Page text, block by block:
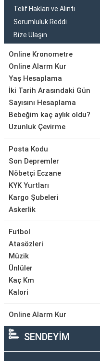
Telif Hakları ve Alıntı
Sorumluluk Reddi
Bize Ulaşın
Online Kronometre
Online Alarm Kur
Yaş Hesaplama
İki Tarih Arasındaki Gün
Sayısını Hesaplama
Bebeğim kaç aylık oldu?
Uzunluk Çevirme
Posta Kodu
Son Depremler
Nöbetçi Eczane
KYK Yurtları
Kargo Şubeleri
Askerlik
Futbol
Atasözleri
Müzik
Ünlüler
Kaç Km
Kalori
Online Alarm Kur
SENDEYİM